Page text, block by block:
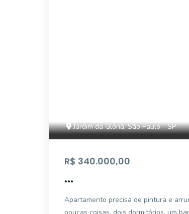
Jardim da Glória, São Paulo - SP
R$ 340.000,00
...
Apartamento precisa de pintura e